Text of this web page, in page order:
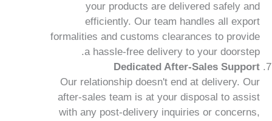
your products are delivered safely and
efficiently. Our team handles all export
formalities and customs clearances to provide
a hassle-free delivery to your doorstep.
Dedicated After-Sales Support
Our relationship doesn't end at delivery. Our
after-sales team is at your disposal to assist
with any post-delivery inquiries or concerns,